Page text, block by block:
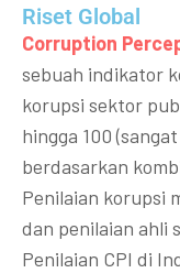
Riset Global​
Corruption
sebuah indikator
korupsi sektor
hingga 100
berdasarkan
Penilaian korupsi
dan penilaian ahli
Penilaian CPI di